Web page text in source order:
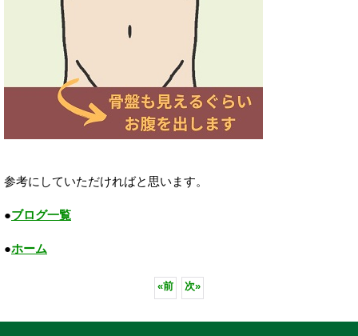
参考にしていただければと思います。
●ブログ一覧
●ホーム
«前 次»